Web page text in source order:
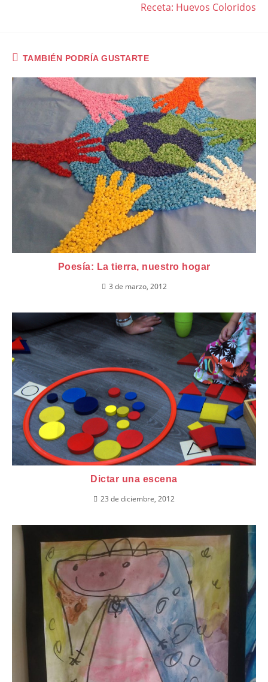
Receta: Huevos Coloridos
TAMBIÉN PODRÍA GUSTARTE
Poesía: La tierra, nuestro hogar
3 de marzo, 2012
Dictar una escena
23 de diciembre, 2012